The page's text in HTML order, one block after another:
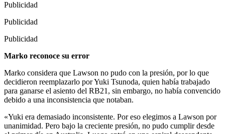
Publicidad
Publicidad
Publicidad
Marko reconoce su error
Marko considera que Lawson no pudo con la presión, por lo que
decidieron reemplazarlo por Yuki Tsunoda, quien había trabajado
para ganarse el asiento del RB21, sin embargo, no había convencido
debido a una inconsistencia que notaban.
«Yuki era demasiado inconsistente. Por eso elegimos a Lawson por
unanimidad. Pero bajo la creciente presión, no pudo cumplir desde